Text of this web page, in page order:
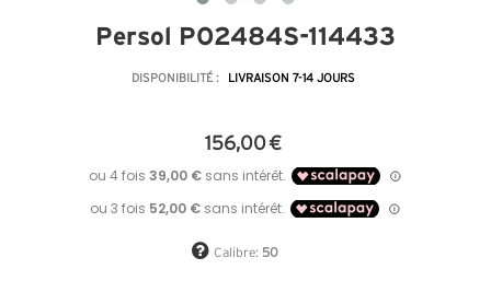
Persol PO2484S-114433
DISPONIBILITÉ : LIVRAISON 7-14 JOURS
156,00 €
Calibre: 50